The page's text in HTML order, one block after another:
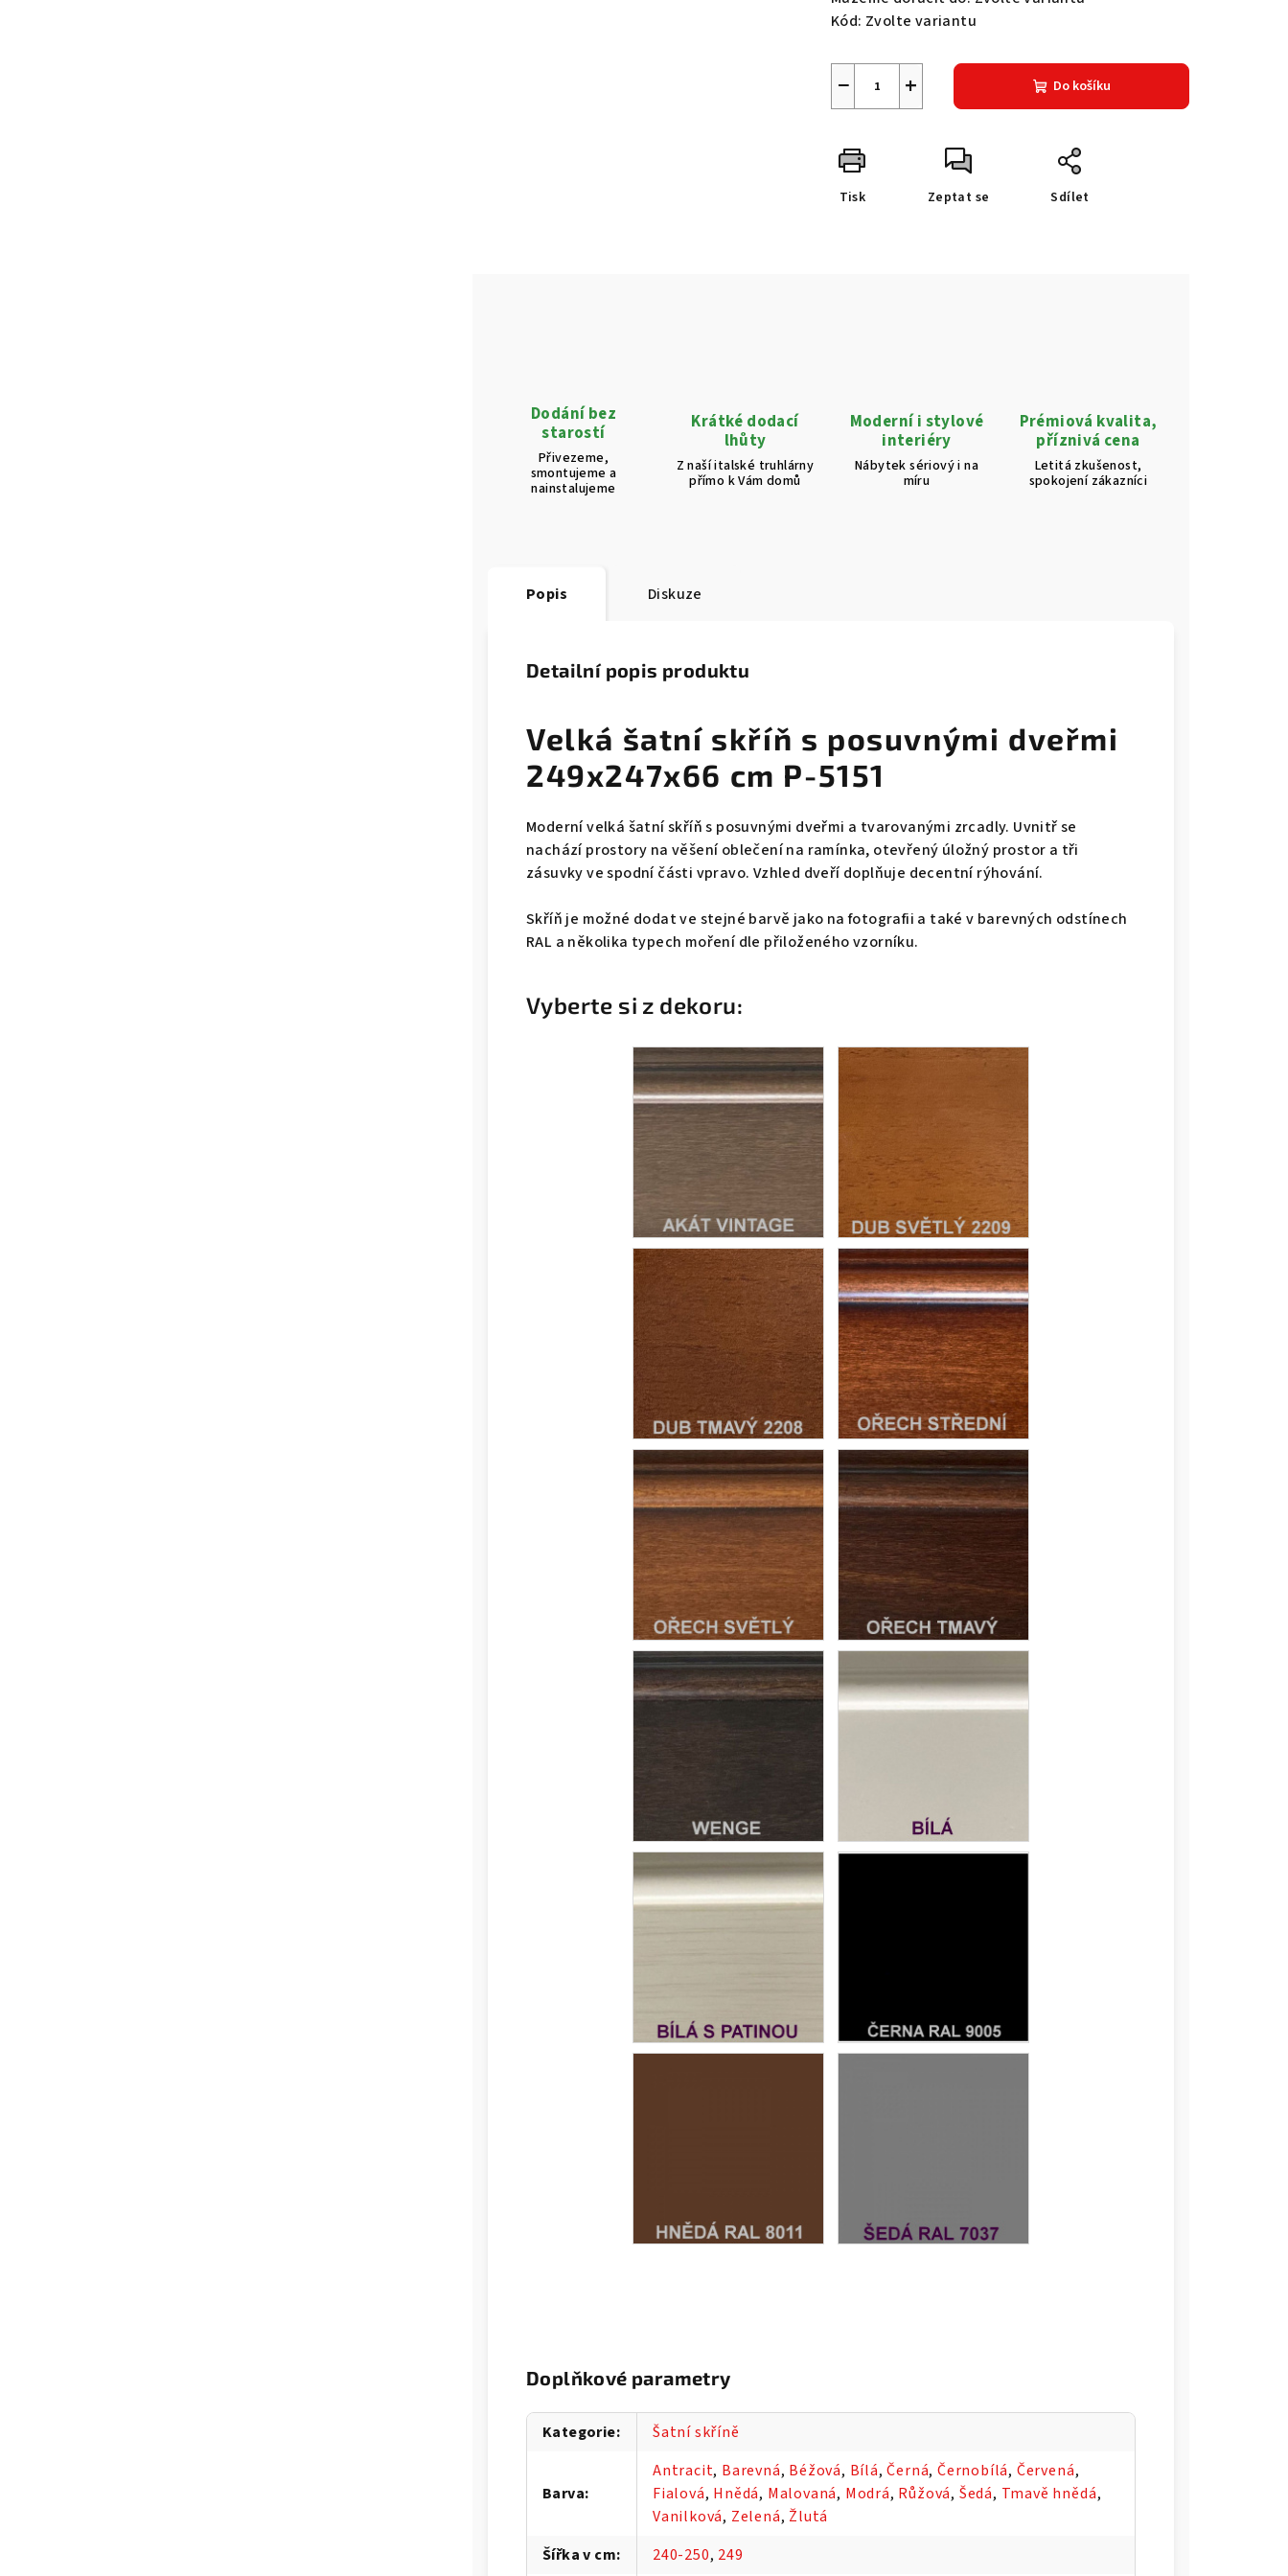
Kód: Zvolte variantu
+
− Do košíku
Tisk Zeptat se Sdílet
Dodání bez
starostí
Přivezeme,
smontujeme a
nainstalujeme
Krátké dodací
lhůty
Z naší italské truhlárny
přímo k Vám domů
Moderní i stylové
interiéry
Nábytek sériový i na
míru
Prémiová kvalita,
příznivá cena
Letitá zkušenost,
spokojení zákazníci
Popis Diskuze
Detailní popis produktu
Velká šatní skříň s posuvnými dveřmi
249x247x66 cm P-5151
Moderní velká šatní skříň s posuvnými dveřmi a tvarovanými zrcadly. Uvnitř se
nachází prostory na věšení oblečení na ramínka, otevřený úložný prostor a tři
zásuvky ve spodní části vpravo. Vzhled dveří doplňuje decentní rýhování.
Skříň je možné dodat ve stejné barvě jako na fotografii a také v barevných odstínech
RAL a několika typech moření dle přiloženého vzorníku.
Vyberte si z dekoru:
Doplňkové parametry
Kategorie: Šatní skříně
Barva:
Antracit, Barevná, Béžová, Bílá,Černá,Černobílá, Červená,
Fialová, Hnědá, Malovaná, Modrá, Růžová, Šedá, Tmavě hnědá,
Vanilková, Zelená, Žlutá
Šířka v cm: 240-250, 249